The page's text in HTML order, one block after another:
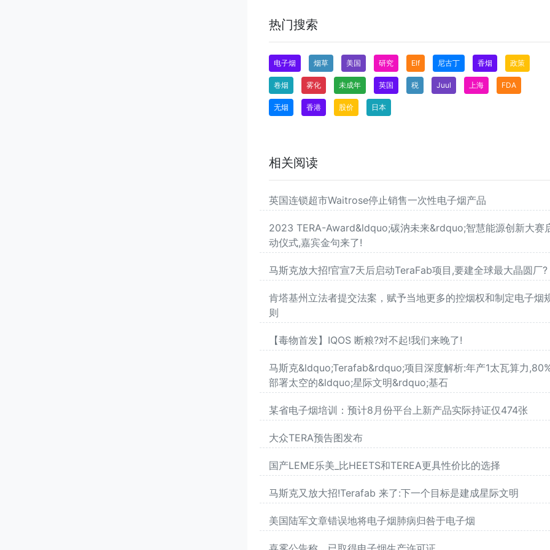
热门搜索
电子烟 烟草 美国 研究 Elf 尼古丁 香烟 政策
卷烟 雾化 未成年 英国 税 Juul 上海 FDA
无烟 香港 股价 日本
相关阅读
英国连锁超市Waitrose停止销售一次性电子烟产品
2023 TERA-Award&ldquo;碳汭未来&rdquo;智慧能源创新大赛
动仪式,嘉宾金句来了!
马斯克放大招!官宣7天后启动TeraFab项目,要建全球最大晶圆厂?
肯塔基州立法者提交法案，赋予当地更多的控烟权和制定电子烟
则
【毒物首发】IQOS 断粮?对不起!我们来晚了!
马斯克&ldquo;Terafab&rdquo;项目深度解析:年产1太瓦算力
部署太空的&ldquo;星际文明&rdquo;基石
某省电子烟培训：预计8月份平台上新产品实际持证仅474张
大众TERA预告图发布
国产LEME乐美_比HEETS和TEREA更具性价比的选择
马斯克又放大招!Terafab 来了:下一个目标是建成星际文明
美国陆军文章错误地将电子烟肺病归咎于电子烟